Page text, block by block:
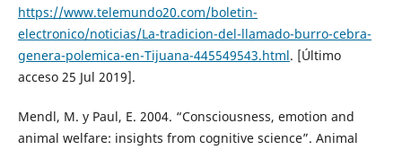
https://www.telemundo20.com/boletin-
electronico/noticias/La-tradicion-del-llamado-burro-cebra-
genera-polemica-en-Tijuana-445549543.html. [Último
acceso 25 Jul 2019].
Mendl, M. y Paul, E. 2004. “Consciousness, emotion and
animal welfare: insights from cognitive science”. Animal